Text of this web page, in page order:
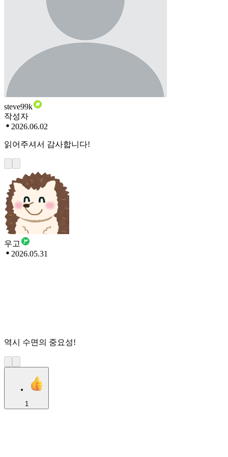
steve99k
작성자
2026.06.02
읽어주셔서 감사합니다!
우고
2026.05.31
역시 수면의 중요성!
1